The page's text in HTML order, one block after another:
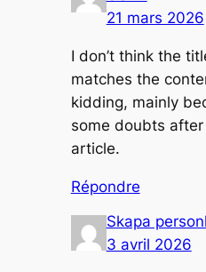
21 mars 2026
I don’t think the
matches the
kidding, mainly
some doubts
article.
Répondre
Skapa
3 avril 2026